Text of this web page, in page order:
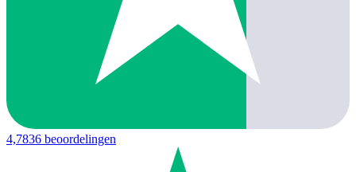
4,7836 beoordelingen